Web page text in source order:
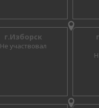
г.Изборск
Не участвовал